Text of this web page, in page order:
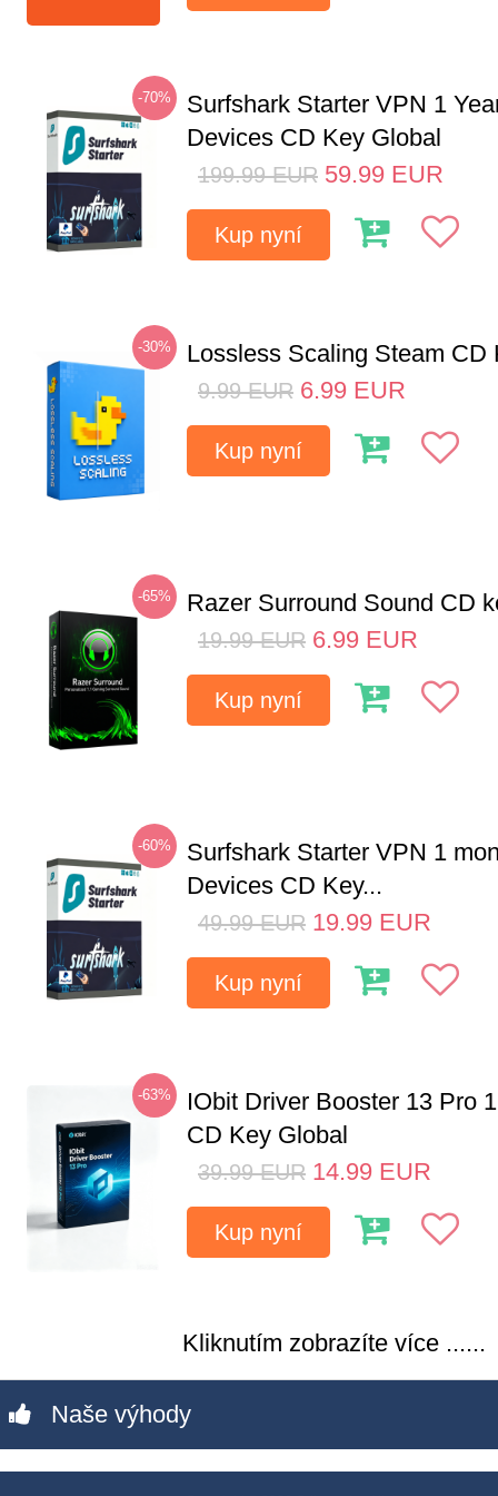
-70%
Surfshark Starter VPN 1
Devices CD Key Global
199.99 EUR 59.99 EUR
Kup nyní
-30% Lossless Scaling Steam CD
9.99 EUR 6.99 EUR
Kup nyní
-65% Razer Surround Sound CD
19.99 EUR 6.99 EUR
Kup nyní
-60%
Surfshark Starter VPN 1
Devices CD Key...
49.99 EUR 19.99 EUR
Kup nyní
-63%
IObit Driver Booster 13 Pro
CD Key Global
39.99 EUR 14.99 EUR
Kup nyní
Kliknutím zobrazíte více ......
Naše výhody